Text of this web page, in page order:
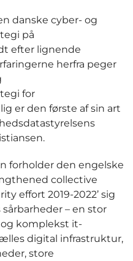
danske cyber- og
på
efter lignende
herfra peger
for
er den første af sin art
forholder den engelske
collective
effort 2019-2022’ sig
– en stor
komplekst it-
digital infrastruktur,
store